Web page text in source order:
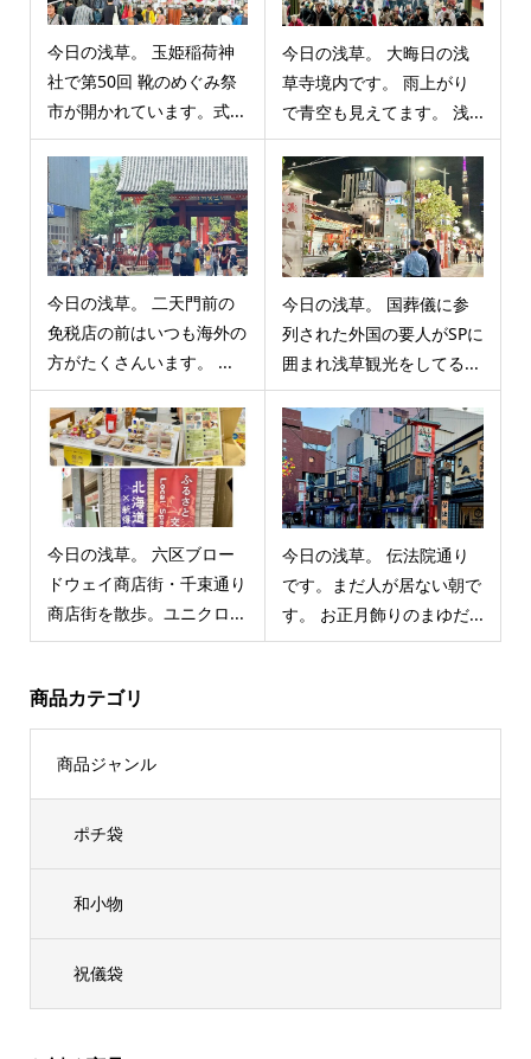
今日の浅草。 玉姫稲荷神
社で第50回 靴のめぐみ祭
市が開かれています。式...
今日の浅草。 大晦日の浅
草寺境内です。 雨上がり
で青空も見えてます。 浅...
今日の浅草。 二天門前の
免税店の前はいつも海外の
方がたくさんいます。 ...
今日の浅草。 国葬儀に参
列された外国の要人がSPに
囲まれ浅草観光をしてる...
今日の浅草。 六区ブロー
ドウェイ商店街・千束通り
商店街を散歩。ユニクロ...
今日の浅草。 伝法院通り
です。まだ人が居ない朝で
す。 お正月飾りのまゆだ...
商品カテゴリ
商品ジャンル
ポチ袋
和小物
祝儀袋